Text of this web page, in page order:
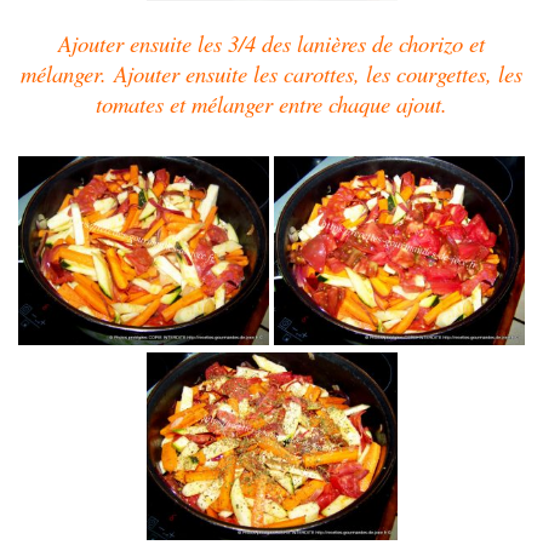
Ajouter ensuite les 3/4 des lanières de chorizo et
mélanger.Ajouter ensuite les carottes, les courgettes, les
tomates et mélanger entre chaque ajout.